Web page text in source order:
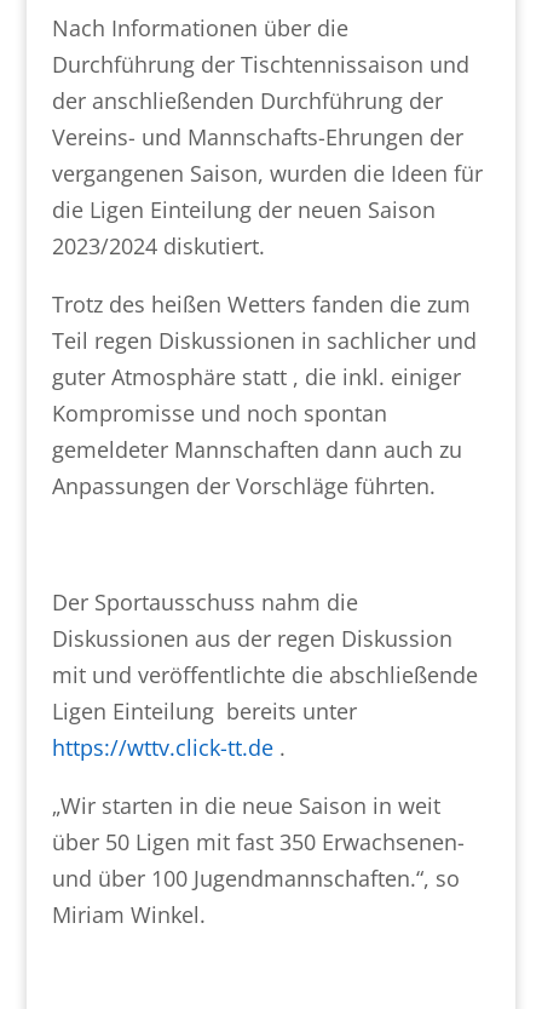
Nach Informationen über die
Durchführung der Tischtennissaison und
der anschließenden Durchführung der
Vereins- und Mannschafts-Ehrungen der
vergangenen Saison, wurden die Ideen für
die Ligen Einteilung der neuen Saison
2023/2024 diskutiert.
Trotz des heißen Wetters fanden die zum
Teil regen Diskussionen in sachlicher und
guter Atmosphäre statt , die inkl. einiger
Kompromisse und noch spontan
gemeldeter Mannschaften dann auch zu
Anpassungen der Vorschläge führten.
Der Sportausschuss nahm die
Diskussionen aus der regen Diskussion
mit und veröffentlichte die abschließende
Ligen Einteilung bereits unter
https://wttv.click-tt.de.
„Wir starten in die neue Saison in weit
über 50 Ligen mit fast 350 Erwachsenen-
und über 100 Jugendmannschaften.“, so
Miriam Winkel.